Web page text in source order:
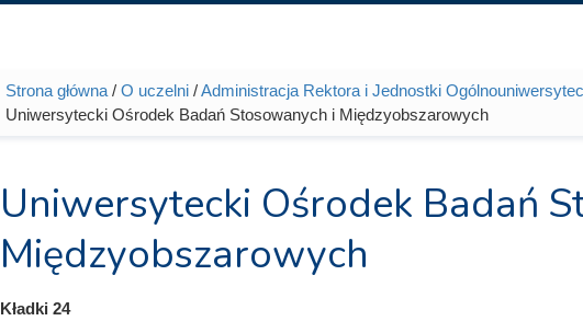
Jesteś tutaj
Strona główna/ O uczelni/Administracja Rektora i Jednostki
Uniwersytecki Ośrodek Badań Stosowanych i Międzyobszarowych
Uniwersytecki Ośrodek Badań
Międzyobszarowych
Kładki 24